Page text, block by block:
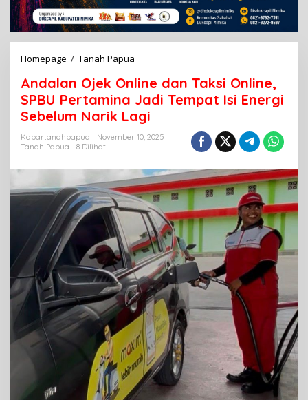
Homepage / Tanah Papua
d
a
l
a
n
e
k
O
n
n
e
d
a
n
T
a
k
s
i
O
n
l
Andalan Ojek Online dan Taksi Online,
SPBU Pertamina Jadi Tempat Isi Energi
Sebelum Narik Lagi
Kabartanahpapua
November 10, 2025
Tanah Papua
8 Dilihat